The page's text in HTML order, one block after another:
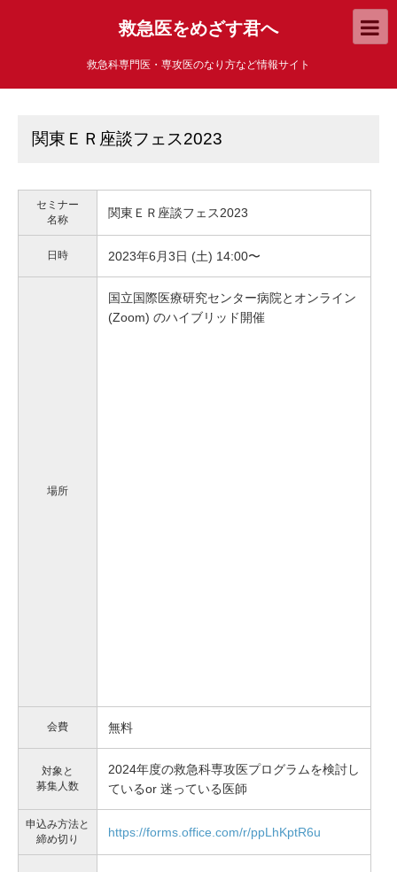
救急医をめざす君へ
救急科専門医・専攻医のなり方など情報サイト
関東ＥＲ座談フェス2023
セミナー
名称
関東ＥＲ座談フェス2023
日時 2023年6月3日 (土) 14:00〜
場所
国立国際医療研究センター病院と オンライン
(Zoom) のハイブリッド開催
会費 無料
対象と
募集人数
2024年度の救急科専攻医プログラムを検討し
ているor 迷っている医師
申込み方法と
締め切り
https://forms.office.com/r/ppLhKptR6u